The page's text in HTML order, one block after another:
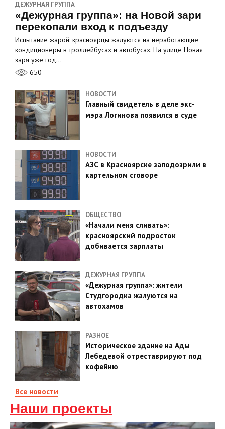
ДЕЖУРНАЯ ГРУППА
«Дежурная группа»: на Новой зари
перекопали вход к подъезду
Испытание жарой: красноярцы жалуются на неработающие
кондиционеры в троллейбусах и автобусах. На улице Новая
заря уже год…
650
НОВОСТИ
Главный свидетель в деле экс-
мэра Логинова появился в суде
НОВОСТИ
АЗС в Красноярске заподозрили в
картельном сговоре
ОБЩЕСТВО
«Начали меня сливать»:
красноярский подросток
добивается зарплаты
ДЕЖУРНАЯ ГРУППА
«Дежурная группа»: жители
Студгородка жалуются на
автохамов
РАЗНОЕ
Историческое здание на Ады
Лебедевой отреставрируют под
кофейню
Все новости
Наши проекты